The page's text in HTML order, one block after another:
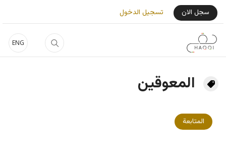
تجاوز إلى المحتوى الرئيسي
ENG
User Login Menu
سجل الان تسجيل الدخول
المعوقين
المتابعة